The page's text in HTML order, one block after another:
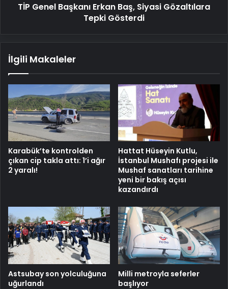
TİP Genel Başkanı Erkan Baş, Siyasi Gözaltılara
Tepki Gösterdi
İlgili Makaleler
Karabük’te kontrolden
çıkan cip takla attı: 1’i ağır
2 yaralı!
Hattat Hüseyin Kutlu,
İstanbul Mushafı projesi ile
Mushaf sanatları tarihine
yeni bir bakış açısı
kazandırdı
Astsubay son yolculuğuna
uğurlandı
Milli metroyla seferler
başlıyor